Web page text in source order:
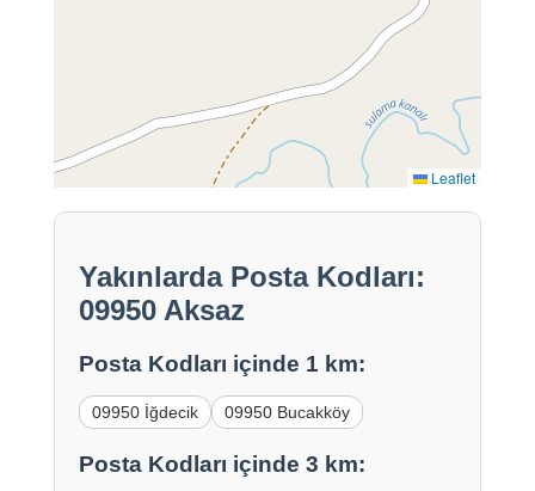
Leaflet
Yakınlarda Posta Kodları:
09950 Aksaz
Posta Kodları içinde 1 km:
09950 İğdecik 09950 Bucakköy
Posta Kodları içinde 3 km: